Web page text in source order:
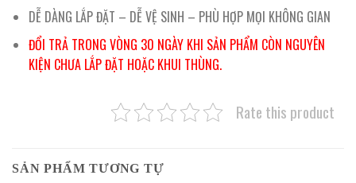
DỄ DÀNG LẮP ĐẶT – DỄ VỆ SINH – PHÙ HỢP MỌI KHÔNG GIAN
ĐỔI TRẢ TRONG VÒNG 30 NGÀY KHI SẢN PHẨM CÒN NGUYÊN
KIỆN CHƯA LẮP ĐẶT HOẶC KHUI THÙNG.
Rate this product
SẢN PHẨM TƯƠNG TỰ